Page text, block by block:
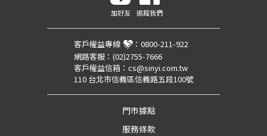
加好友 追蹤我們
客戶權益專線 ： 0800-211-922
網路客服： (02)2755-7666
客戶權益信箱： cs@sinyi.com.tw
110 台北市信義區信義路五段100號
門市據點
服務條款